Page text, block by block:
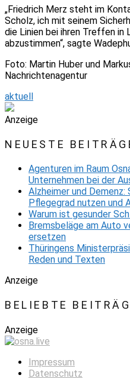
„Friedrich Merz steht im
Scholz, ich mit seinem
die Linien bei ihren Treffen in
abzustimmen“, sagte
Foto: Martin Huber und
Nachrichtenagentur
aktuell
Anzeige
NEUESTE
Agenturen im Raum
Unternehmen bei der
Alzheimer und
Pflegegrad nutzen und
Warum ist gesunder
Bremsbeläge am Auto
ersetzen
Thüringens
Reden und Texten
Anzeige
BELIEBTE
Anzeige
Impressum
Datenschutz